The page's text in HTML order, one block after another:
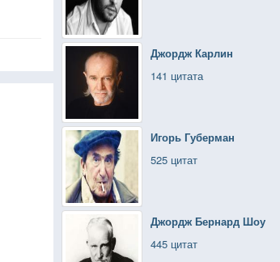
Джордж Карлин
141 цитата
Игорь Губерман
525 цитат
Джордж Бернард Шоу
445 цитат